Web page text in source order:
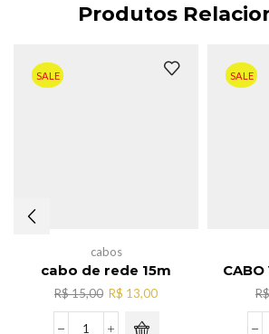
Produtos
SALE
cabos
cabo de rede 15m
R$15,00 O
preço
original
R$ 13,00O
SALE
CABO
R$